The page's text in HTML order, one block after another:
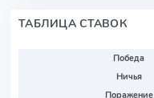
ТАБЛИЦА СТАВОК
Победа
Ничья
Поражение